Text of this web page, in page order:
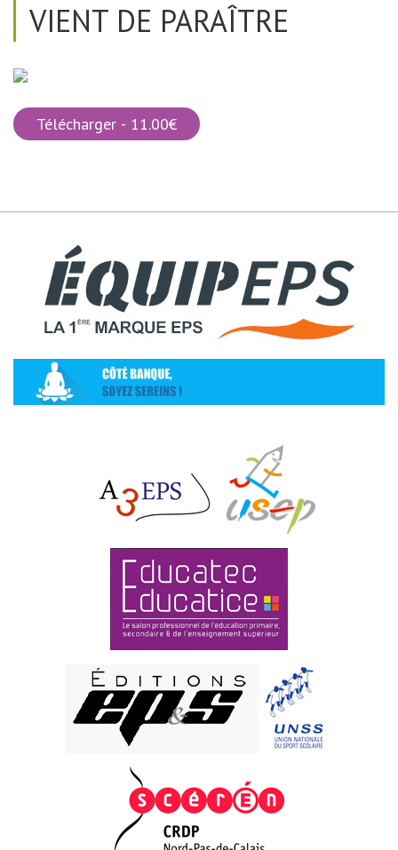
VIENT DE PARAÎTRE
Télécharger - 11.00€